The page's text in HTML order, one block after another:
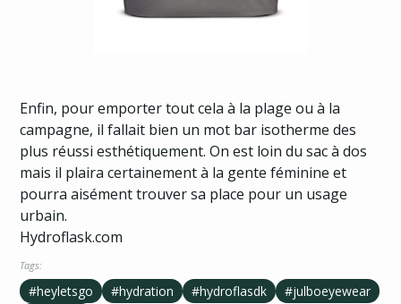
Enfin, pour emporter tout cela à la plage ou à la
campagne, il fallait bien un mot bar isotherme des
plus réussi esthétiquement. On est loin du sac à dos
mais il plaira certainement à la gente féminine et
pourra aisément trouver sa place pour un usage
urbain.
Hydroflask.com
Tags:
#heyletsgo #hydration #hydroflasdk
#julboeyewear